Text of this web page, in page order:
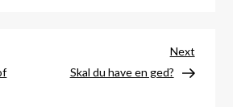
Next
Post
Next
Skal du have en ged?